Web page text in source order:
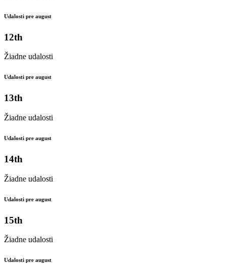
Udalosti pre august
12th
Žiadne udalosti
Udalosti pre august
13th
Žiadne udalosti
Udalosti pre august
14th
Žiadne udalosti
Udalosti pre august
15th
Žiadne udalosti
Udalosti pre august